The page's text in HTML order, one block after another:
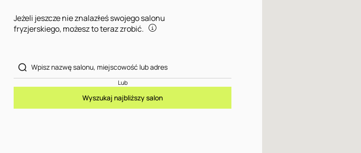
Jeżeli jeszcze nie znalazłeś swojego salonu
fryzjerskiego, możesz to teraz zrobić.
Lub
Wyszukaj najbliższy salon